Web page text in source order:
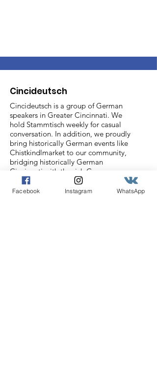
Cincideutsch
Cincideutsch is a group of German
speakers in Greater Cincinnati. We
hold Stammtisch weekly for casual
conversation. In addition, we proudly
bring historically German events like
Chistkindlmarket to our community,
bridging historically German
Cincinnati with the rich German
culture of today.
Facebook Instagram WhatsApp